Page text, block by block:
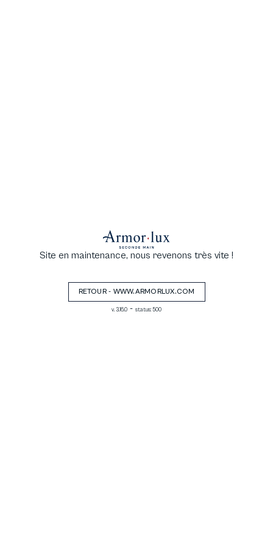
Site en maintenance, nous revenons très vite !
RETOUR - WWW.ARMORLUX.COM
v. 3.16.0 - status: 500